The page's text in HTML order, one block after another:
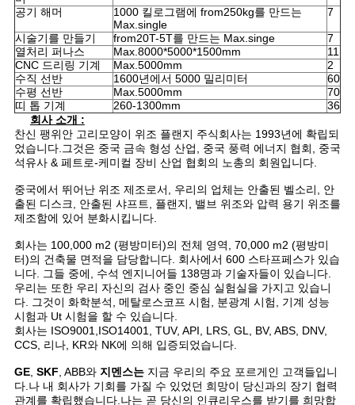
공기 해머
1000 킬로그램에 from250kg를 만드는
Max.single
7
시술기를 만들기 from20T-5T를 만드는 Max.singe
7
열처리 퍼나스
Max.8000*5000*1500mm
11
CNC 드리링 기계
Max.5000mm
2
수직 선반
1600년에서 5000 밀리미터
60
수평 선반
Max.5000mm
70
띠 톱 기계
260-1300mm
36
회사 소개 :
찬신 팽위안 고리모양이 위조 플랜지 주식회사는 1993년에 확립되
었습니다.그것은 중국 금속 형성 산업, 중국 풍력 에너지 협회, 중국
석유사 & 페트로-케미컬 장비 산업 협회의 노총의 회원입니다.
중국에서 뛰어난 위조 제조로서, 우리의 업체는 안출된 벨소리, 안
출된 디스크, 안출된 샤프트, 플랜지, 밸브 위조와 압력 용기 위조를
제조함에 있어 분화시킵니다.
회사는 100,000 m2 (평방미터)의 전체 영역, 70,000 m2 (평방미
터)의 건축물 면적을 담당합니다. 회사에서 600 스타프페스가 있습
니다. 그들 중에, 수석 엔지니어들 138명과 기술자들이 있습니다.
우리는 또한 우리 자신의 검사 중인 중심 실험실을 가지고 있습니
다. 그것이 화학분석, 메탈로스코프 시험, 분광계 시험, 기계 성능
시험과 Ut 시험을 할 수 있습니다.
회사는 ISO9001,ISO14001, TUV, API, LRS, GL, BV, ABS, DNV,
CCS, 리나, KR와 NK에 의해 입증되었습니다.
GE, SKF, ABB와 지멘스는 지금 우리의 주요 포르게인 고객들입니
다.나 내 회사가 기회를 가질 수 있었던 희망이 당신과의 장기 협력
관계를 확립했습니다.나는 곧 당신의 인큐리우스를 받기를 희망합